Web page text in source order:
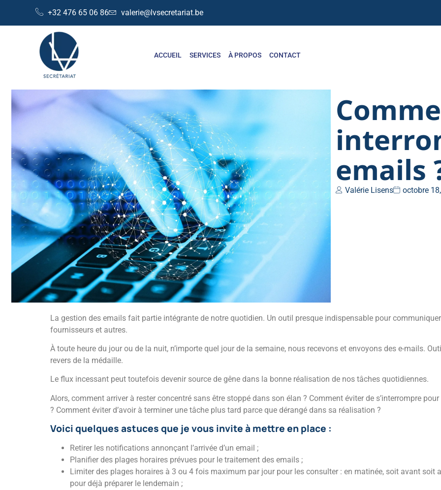
+32 476 65 06 86 valerie@lvsecretariat.be
ACCUEIL SERVICES À PROPOS CONTACT
emails
Valérie Lisens octobre
La gestion des emails fait partie intégrante de notre quotidien. Un outil presque indispensable pour
fournisseurs et autres.
À toute heure du jour ou de la nuit, n’importe quel jour de la semaine, nous recevons et envoyons des e-mails.
revers de la médaille.
Le flux incessant peut toutefois devenir source de gêne dans la bonne réalisation de nos tâches quotidiennes.
Alors, comment arriver à rester concentré sans être stoppé dans son élan ? Comment éviter de s’interrompre
? Comment éviter d’avoir à terminer une tâche plus tard parce que dérangé dans sa réalisation ?
Voici quelques astuces que je vous invite à mettre en place :
Retirer les notifications annonçant l’arrivée d’un email ;
Planifier des plages horaires prévues pour le traitement des emails ;
Limiter des plages horaires à 3 ou 4 fois maximum par jour pour les consulter : en matinée, soit avant soit
pour déjà préparer le lendemain ;